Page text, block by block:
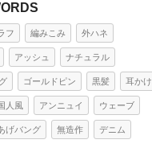
フ 編みこみ 外ハネ
アッシュ ナチュラル
ゴールドピン 黒髪 耳かけ
人風 アンニュイ ウェーブ
げバング 無造作 デニム